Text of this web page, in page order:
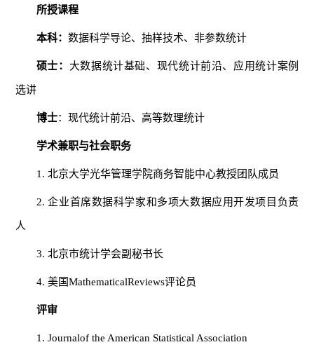
所授课程
本科： 数据科学导论、抽样技术、非参数统计
硕士： 大数据统计基础、现代统计前沿、应用统计案例
选讲
博士：现代统计前沿、高等数理统计
学术兼职与社会职务
1. 北京大学光华管理学院商务智能中心教授团队成员
2. 企业首席数据科学家和多项大数据应用开发项目负责
人
3. 北京市统计学会副秘书长
4. 美国MathematicalReviews评论员
评审
1. Journalof the American Statistical Association